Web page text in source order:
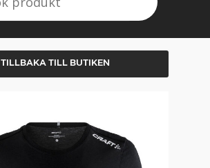
TILLBAKA TILL BUTIKEN